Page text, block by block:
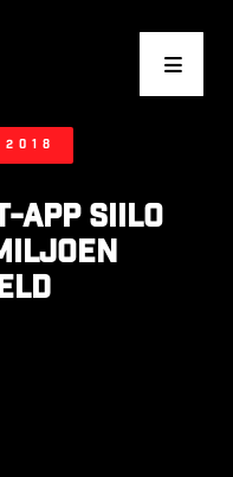
app Siilo